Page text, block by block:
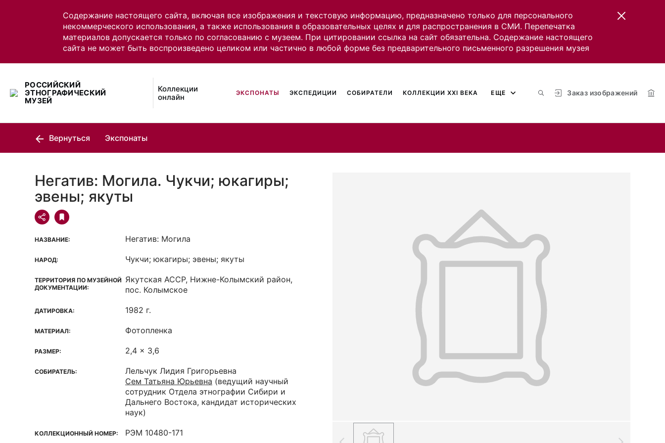
Содержание настоящего сайта, включая все изображения и текстовую информацию, предназначено только для персонального
некоммерческого использования, а также использования в образовательных целях и для распространения в СМИ. Перепечатка
материалов допускается только по согласованию с музеем. При цитировании ссылка на сайт обязательна. Содержание настоящего
сайта не может быть воспроизведено целиком или частично в любой форме без предварительного письменного разрешения музея
РОССИЙСКИЙ
ЭТНОГРАФИЧЕСКИЙ
МУЗЕЙ
Коллекции
онлайн
Заказ изображений
ЭКСПОНАТЫ ЭКСПЕДИЦИИ СОБИРАТЕЛИ КОЛЛЕКЦИИ XXI ВЕКА ЕЩЕ
Вернуться Экспонаты
Негатив: Могила. Чукчи; юкагиры;
эвены; якуты
НАЗВАНИЕ: Негатив: Могила
НАРОД: Чукчи; юкагиры; эвены; якуты
ТЕРРИТОРИЯ ПО МУЗЕЙНОЙ
ДОКУМЕНТАЦИИ:
Якутская ACCP, Нижне-Колымский район,
пос. Колымское
ДАТИРОВКА: 1982 г.
МАТЕРИАЛ: Фотопленка
РАЗМЕР: 2,4 x 3,6
СОБИРАТЕЛЬ:
Лельчук Лидия Григорьевна
Сем Татьяна Юрьевна (ведущий научный
сотрудник Отдела этнографии Сибири и
Дальнего Востока, кандидат исторических
наук)
КОЛЛЕКЦИОННЫЙ НОМЕР: РЭМ 10480-171